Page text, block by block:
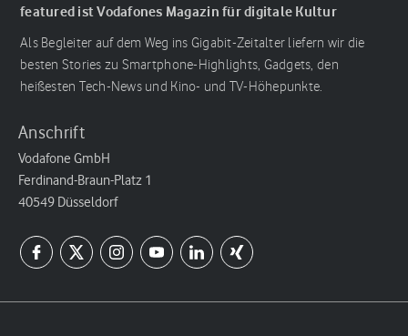
featured ist Vodafones Magazin für digitale Kultur
Als Begleiter auf dem Weg ins Gigabit-Zeitalter liefern wir die
besten Stories zu Smartphone-Highlights, Gadgets, den
heißesten Tech-News und Kino- und TV-Höhepunkte.
Anschrift
Vodafone GmbH
Ferdinand-Braun-Platz 1
40549 Düsseldorf